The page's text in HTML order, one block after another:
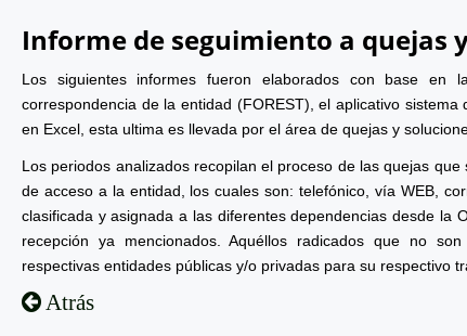
Informe de seguimiento a quejas
Los siguientes informes fueron elaborados con base
correspondencia de la entidad (FOREST), el aplicativo
en Excel, esta ultima es llevada por el área de quejas y
Los periodos analizados recopilan el proceso de las quejas
de acceso a la entidad, los cuales son: telefónico, vía WEB,
clasificada y asignada a las diferentes dependencias desde la
recepción ya mencionados. Aquéllos radicados que no
respectivas entidades públicas y/o privadas para su respectivo
Atrás